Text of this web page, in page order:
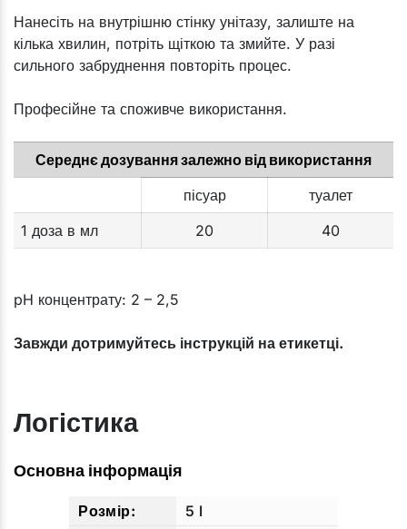
Нанесіть на внутрішню стінку унітазу, залиште на
кілька хвилин, потріть щіткою та змийте. У разі
сильного забруднення повторіть процес.
Професійне та споживче використання.
Середнє дозування залежно від використання
пісуар
туалет
1 доза в мл
20 40
pH концентрату: 2 – 2,5
Завжди дотримуйтесь інструкцій на етикетці.
Логістика
Основна інформація
5 l